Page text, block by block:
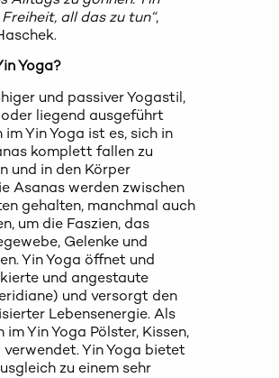
all das zu tun“,
Yoga?
und passiver Yogastil,
liegend ausgeführt
Yin Yoga ist es, sich in
komplett fallen zu
und in den Körper
Asanas werden zwischen
gehalten, manchmal auch
um die Faszien, das
Gelenke und
Yin Yoga öffnet und
und angestaute
und versorgt den
Lebensenergie. Als
Yin Yoga Pölster, Kissen,
Yin Yoga bietet
zu einem sehr